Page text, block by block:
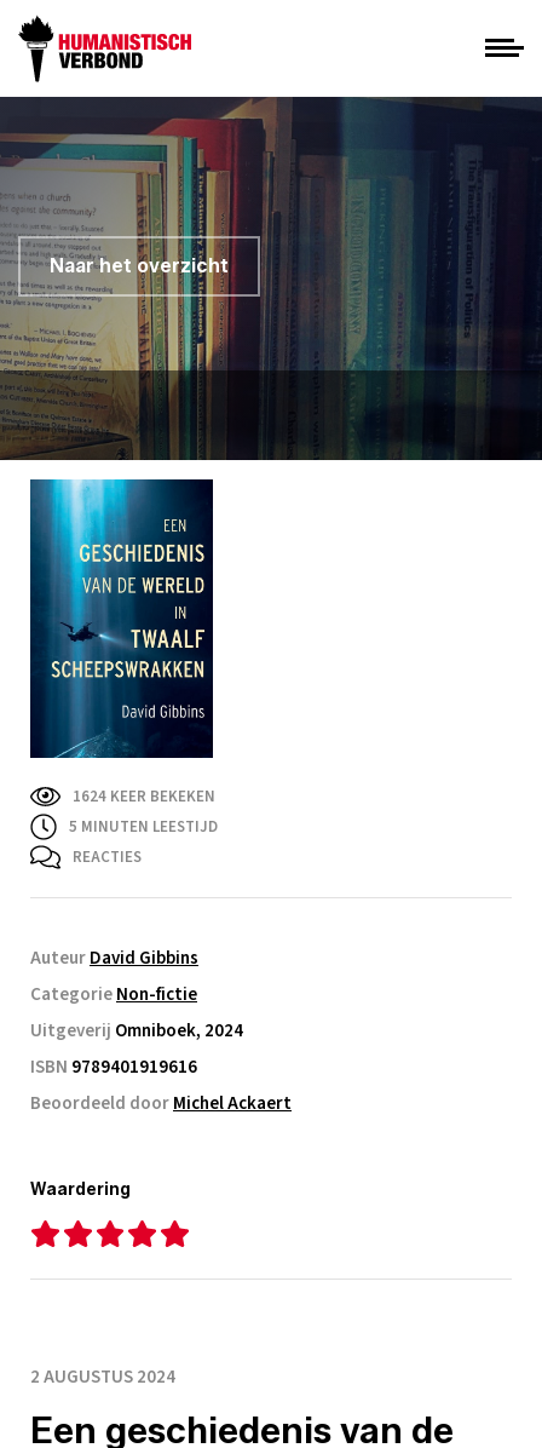
Naar het overzicht
1624 KEER BEKEKEN
5 MINUTEN LEESTIJD
REACTIES
AuteurDavid Gibbins
CategorieNon-fictie
Uitgeverij Omniboek, 2024
ISBN 9789401919616
Beoordeeld doorMichel Ackaert
Waardering
2 AUGUSTUS 2024
Een geschiedenis van de